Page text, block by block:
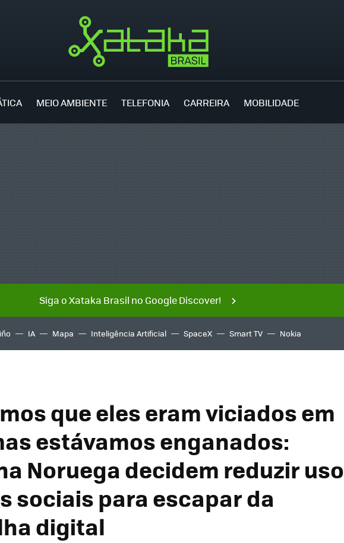
MEIO AMBIENTE TELEFONIA CARREIRA MOBILIDADE
Siga o Xataka Brasil no Google Discover!
IA Mapa Inteligência Artificial SpaceX Smart TV Nokia
que eles eram viciados em
estávamos enganados:
Noruega decidem reduzir uso
sociais para escapar da
digital